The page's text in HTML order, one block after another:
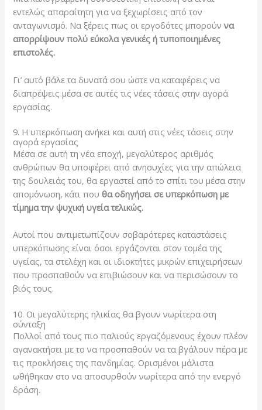
εντελώς απαραίτητη για να ξεχωρίσεις από τον
ανταγωνισμό. Να ξέρεις πως οι εργοδότες μπορούν να
απορρίψουν πολύ εύκολα γενικές ή τυποποιημένες
επιστολές.
Γι’ αυτό βάλε τα δυνατά σου ώστε να καταφέρεις να
διαπρέψεις μέσα σε αυτές τις νέες τάσεις στην αγορά
εργασίας.
9. Η υπερκόπωση ανήκει και αυτή στις νέες τάσεις στην
αγορά εργασίας
Μέσα σε αυτή τη νέα εποχή, μεγαλύτερος αριθμός
ανθρώπων θα υποφέρει από ανησυχίες για την απώλεια
της δουλειάς του, θα εργαστεί από το σπίτι του μέσα στην
απομόνωση, κάτι πουθα οδηγήσει σε υπερκόπωση με
τίμημα την ψυχική υγεία τελικώς.
Αυτοί που αντιμετωπίζουν σοβαρότερες καταστάσεις
υπερκόπωσης είναι όσοι εργάζονται στον τομέα της
υγείας, τα στελέχη και οι ιδιοκτήτες μικρών επιχειρήσεων
που προσπαθούν να επιβιώσουν και να περισώσουν το
βιός τους.
10. Οι μεγαλύτερης ηλικίας θα βγουν νωρίτερα στη
σύνταξη
Πολλοί από τους πιο παλιούς εργαζόμενους έχουν πλέον
αγανακτήσει με το να προσπαθούν να τα βγάλουν πέρα με
τις προκλήσεις της πανδημίας. Ορισμένοι μάλιστα
ωθήθηκαν στο να αποσυρθούν νωρίτερα από την ενεργό
δράση.